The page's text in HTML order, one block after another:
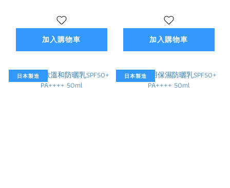
加入購物車 加入購物車
日本製造 日本製造